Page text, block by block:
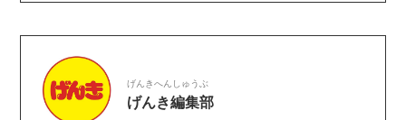
かわいらしい子どもの日常についてのつぶやきが好評を
博し、X（旧Twitter）フォロワー数は62万人を超える。子
育てのハウツーを発信しているYouTubeも大人気。 著書
は『子どもに伝わるスゴ技大全 カリスマ保育士てぃ先
げんきへんしゅうぶ
げんき編集部